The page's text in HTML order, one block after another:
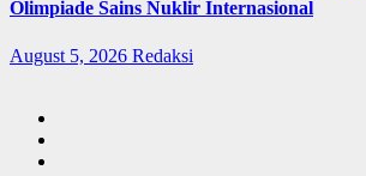
Olimpiade Sains Nuklir Internasional
August 5, 2026 Redaksi